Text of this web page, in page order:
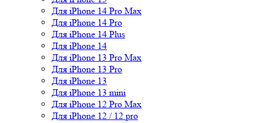
Для iPhone 14 Pro Max
Для iPhone 14 Pro
Для iPhone 14 Plus
Для iPhone 14
Для iPhone 13 Pro Max
Для iPhone 13 Pro
Для iPhone 13
Для iPhone 13 mini
Для iPhone 12 Pro Max
Для iPhone 12 / 12 pro